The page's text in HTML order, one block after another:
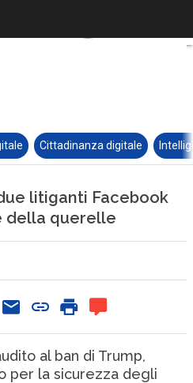
Cittadinanza digitale
litiganti Facebook
della querelle
al ban di Trump,
per la sicurezza degli